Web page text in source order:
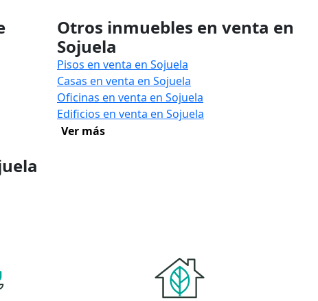
Otros inmuebles en venta en
Sojuela
Pisos en venta en Sojuela
Casas en venta en Sojuela
Oficinas en venta en Sojuela
Edificios en venta en Sojuela
Ver más